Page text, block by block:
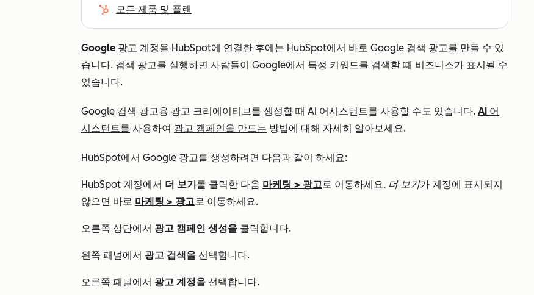
모든 제품 및 플랜
Google 광고 계정을 HubSpot에 연결한 후에는 HubSpot에서 바로 Google 검색 광고를 만들 수 있
습니다. 검색 광고를 실행하면 사람들이 Google에서 특정 키워드를 검색할 때 비즈니스가 표시될 수
있습니다.
Google 검색 광고용 광고 크리에이티브를 생성할 때 AI 어시스턴트를 사용할 수도 있습니다. AI 어
시스턴트를 사용하여 광고 캠페인을 만드는 방법에 대해 자세히 알아보세요.
HubSpot에서 Google 광고를 생성하려면 다음과 같이 하세요:
HubSpot 계정에서 더 보기를 클릭한 다음 마케팅 > 광고로 이동하세요. 더 보기가 계정에 표시되지
않으면 바로 마케팅 > 광고로 이동하세요.
오른쪽 상단에서 광고 캠페인 생성을 클릭합니다.
왼쪽 패널에서 광고 검색을 선택합니다.
오른쪽 패널에서 광고 계정을 선택합니다.